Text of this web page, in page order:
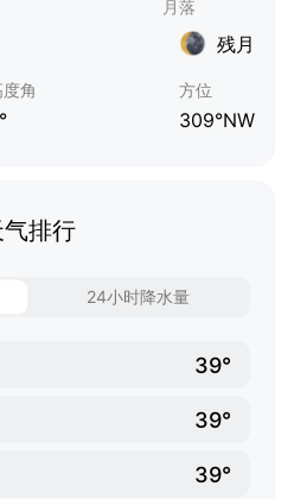
残月
度角 方位
309°NW
气排行
24小时降水量
39°
39°
39°